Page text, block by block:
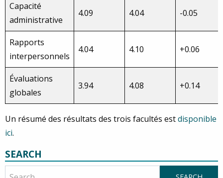
Capacité
administrative
4.09 4.04 -0.05
Rapports
interpersonnels
4.04 4.10 +0.06
Évaluations
globales
3.94 4.08 +0.14
Un résumé des résultats des trois facultés estdisponible
ici.
SEARCH